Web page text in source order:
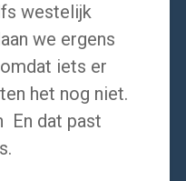
westelijk
we ergens
iets er
het nog niet.
En dat past